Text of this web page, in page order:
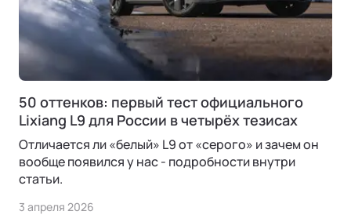
Ли Л9 | Li L9
Флагманский 6-местный кроссовер
ОТ 9 650 000 ₽
Подробнее
50 оттенков: первый тест официального
Lixiang L9 для России в четырёх тезисах
Отличается ли «белый» L9 от «серого» и зачем он
вообще появился у нас - подробности внутри
статьи.
3 апреля 2026